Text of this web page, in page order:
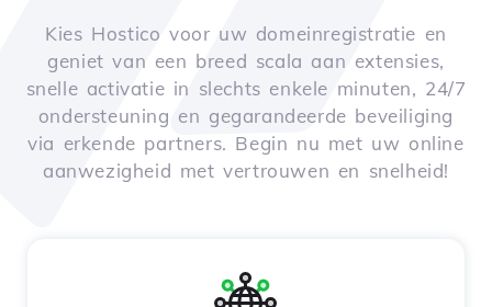
Kies Hostico voor uw domeinregistratie en
geniet van een breed scala aan extensies,
snelle activatie in slechts enkele minuten, 24/7
ondersteuning en gegarandeerde beveiliging
via erkende partners. Begin nu met uw online
aanwezigheid met vertrouwen en snelheid!